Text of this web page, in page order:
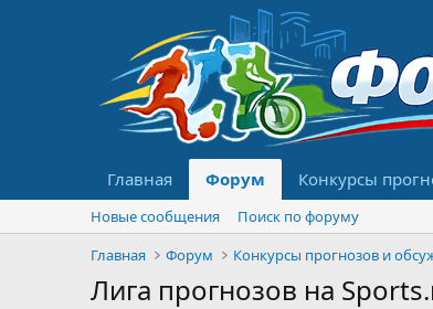
Главная Форум Конкурсы
Новые сообщения
Поиск по форуму
Главная
Форум
Лига прогнозов на